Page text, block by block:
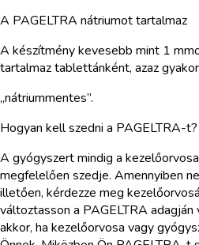
A PAGELTRA nátriumot tartalmaz
A készítmény kevesebb mint 1
tartalmaz tablettánként, azaz
„nátriummentes”.
Hogyan kell szedni a PAGELTRA-t?
A gyógyszert mindig a
megfelelően szedje. Amennyiben
illetően, kérdezze meg
változtasson a PAGELTRA adagján
akkor, ha kezelőorvosa vagy